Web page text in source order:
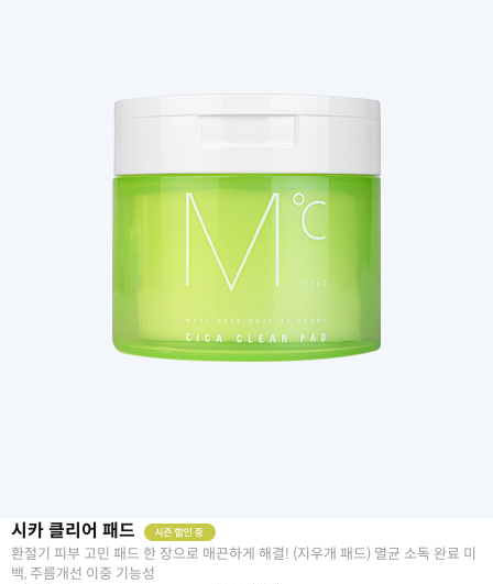
시카 클리어 패드
환절기 피부 고민 패드 한 장으로 매끈하게 해결! (지우개 패드) 멸균 소독 완료 미
백, 주름개선 이중 기능성